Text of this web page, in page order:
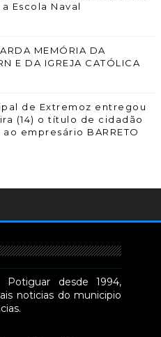
Escola Naval
MEMÓRIA DA
E DA IGREJA CATÓLICA
de Extremoz entregou
(14) o título de cidadão
empresário BARRETO
Potiguar desde 1994,
noticias do municipio